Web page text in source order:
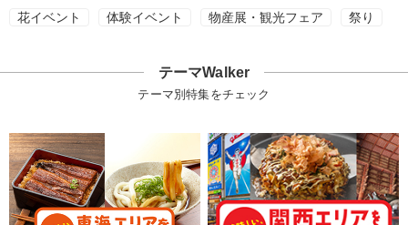
花イベント 体験イベント 物産展・観光フェア 祭り
テーマWalker
テーマ別特集をチェック